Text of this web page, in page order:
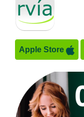
Apple Store